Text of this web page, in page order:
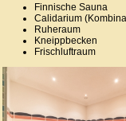
Finnische Sauna
Calidarium
Ruheraum
Kneippbecken
Frischluftraum